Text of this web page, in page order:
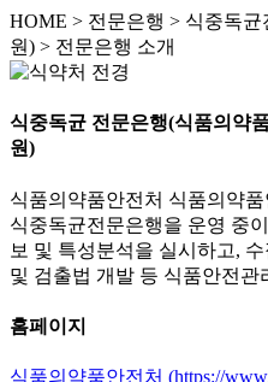
HOME > 전문은행 > 식중독균
원) > 전문은행 소개
식중독균 전문은행(식품의약
원)
식품의약품안전처 식품의약
식중독균전문은행을 운영 중
보 및 특성분석을 실시하고,
및 검출법 개발 등 식품안전
홈페이지
식품의약품안전처 (https://